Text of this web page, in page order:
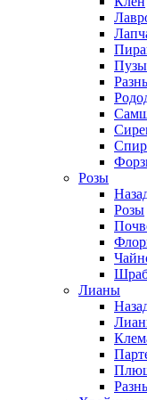
Розы
Розы
Лианы